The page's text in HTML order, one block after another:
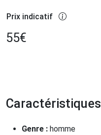
Prix indicatif
55€
Caractéristiques
Genre : homme